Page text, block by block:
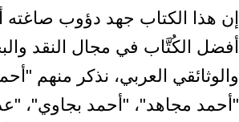
إن هذا الكتاب جهد دؤوب صاغته
أفضل الكُتَّاب في مجال النقد
والوثائقي العربي، نذكر منهم
"أحمد مجاهد"، "أحمد بجاوي"،